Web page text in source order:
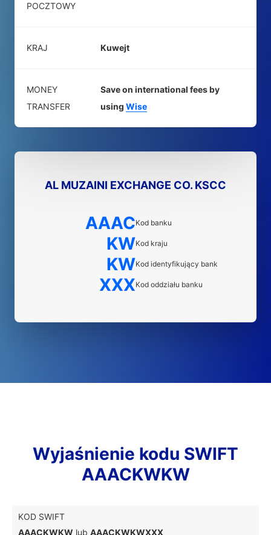
POCZTOWY
KRAJ Kuwejt
MONEY
TRANSFER
Save on international fees by
using Wise
AL MUZAINI EXCHANGE CO. KSCC
AAACKod banku
KWKod kraju
KWKod identyfikujący bank
XXXKod oddziału banku
Wyjaśnienie kodu SWIFT
AAACKWKW
KOD SWIFT
AAACKWKW lub AAACKWKWXXX